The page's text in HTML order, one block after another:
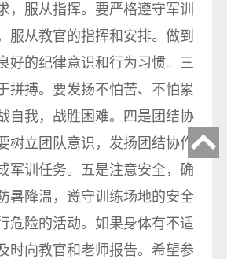
，服从指挥。要严格遵守军训
服从教官的指挥和安排。做到
好的纪律意识和行为习惯。三
拼搏。要发扬不怕苦、不怕累
自我，战胜困难。四是团结协
树立团队意识，发扬团结协作
军训任务。五是注意安全，确
暑降温，遵守训练场地的安全
危险的活动。如果身体有不适
时向教官和老师报告。希望参